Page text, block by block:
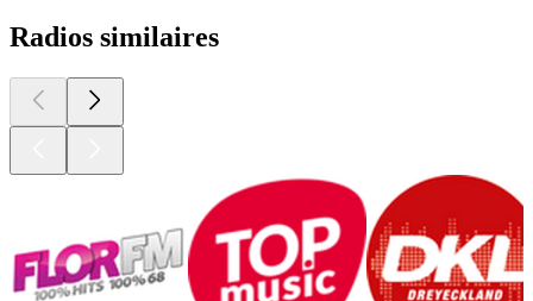
Radios similaires